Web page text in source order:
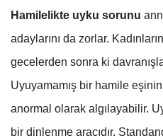
Hamilelikte uyku sorunu
adaylarını da zorlar.
gecelerden sonra ki
Uyuyamamış bir hamile
anormal olarak algılayabilir.
bir dinlenme aracıdır.